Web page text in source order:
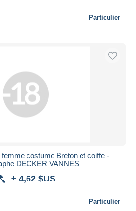
Particulier
femme costume Breton et coiffe -
DECKER VANNES
± 4,62 $US
Particulier